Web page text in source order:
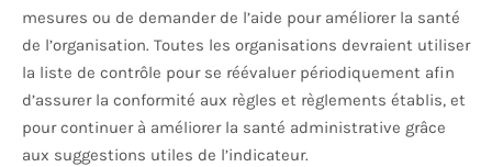
mesures ou de demander de l’aide pour améliorer la santé
de l’organisation. Toutes les organisations devraient utiliser
la liste de contrôle pour se réévaluer périodiquement afin
d’assurer la conformité aux règles et règlements établis, et
pour continuer à améliorer la santé administrative grâce
aux suggestions utiles de l’indicateur.